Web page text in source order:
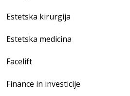
Estetska kirurgija
Estetska medicina
Facelift
Finance in investicije